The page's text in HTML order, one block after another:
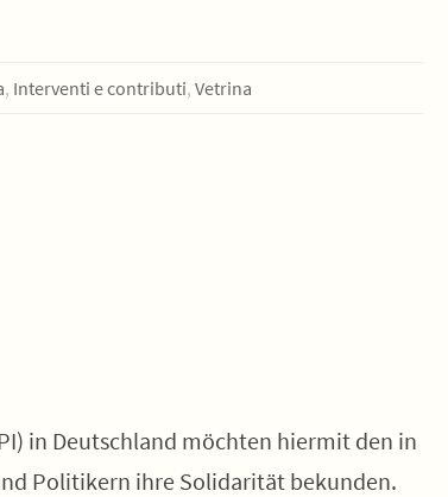
, Interventi e contributi,Vetrina
in Deutschland möchten hiermit den in
Politikern ihre Solidarität bekunden.